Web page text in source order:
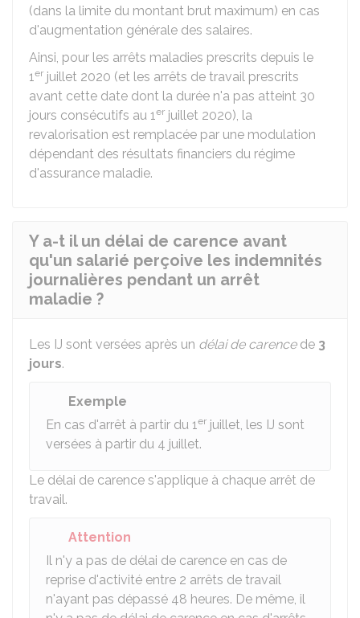
(dans la limite du montant brut maximum) en cas
d'augmentation générale des salaires.
Ainsi, pour les arrêts maladies prescrits depuis le
1er juillet 2020 (et les arrêts de travail prescrits
avant cette date dont la durée n'a pas atteint 30
jours consécutifs au 1er juillet 2020), la
revalorisation est remplacée par une modulation
dépendant des résultats financiers du régime
d'assurance maladie.
Y a-t il un délai de carence avant
qu'un salarié perçoive les indemnités
journalières pendant un arrêt
maladie ?
Les IJ sont versées après un délai de carencede 3
jours.
Exemple
En cas d'arrêt à partir du 1er juillet, les IJ sont
versées à partir du 4 juillet.
Le délai de carence s'applique à chaque arrêt de
travail.
Attention
Il n'y a pas de délai de carence en cas de
reprise d'activité entre 2 arrêts de travail
n'ayant pas dépassé 48 heures. De même, il